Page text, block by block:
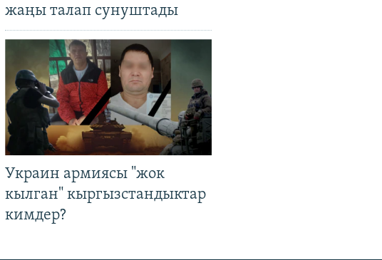
жаңы талап сунуштады
Украин армиясы "жок
кылган" кыргызстандыктар
кимдер?